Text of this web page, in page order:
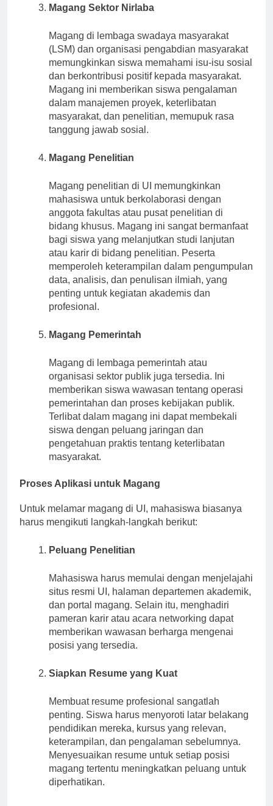
Magang Sektor Nirlaba
Magang di lembaga swadaya masyarakat
(LSM) dan organisasi pengabdian masyarakat
memungkinkan siswa memahami isu-isu sosial
dan berkontribusi positif kepada masyarakat.
Magang ini memberikan siswa pengalaman
dalam manajemen proyek, keterlibatan
masyarakat, dan penelitian, memupuk rasa
tanggung jawab sosial.
Magang Penelitian
Magang penelitian di UI memungkinkan
mahasiswa untuk berkolaborasi dengan
anggota fakultas atau pusat penelitian di
bidang khusus. Magang ini sangat bermanfaat
bagi siswa yang melanjutkan studi lanjutan
atau karir di bidang penelitian. Peserta
memperoleh keterampilan dalam pengumpulan
data, analisis, dan penulisan ilmiah, yang
penting untuk kegiatan akademis dan
profesional.
Magang Pemerintah
Magang di lembaga pemerintah atau
organisasi sektor publik juga tersedia. Ini
memberikan siswa wawasan tentang operasi
pemerintahan dan proses kebijakan publik.
Terlibat dalam magang ini dapat membekali
siswa dengan peluang jaringan dan
pengetahuan praktis tentang keterlibatan
masyarakat.
Proses Aplikasi untuk Magang
Untuk melamar magang di UI, mahasiswa biasanya
harus mengikuti langkah-langkah berikut:
Peluang Penelitian
Mahasiswa harus memulai dengan menjelajahi
situs resmi UI, halaman departemen akademik,
dan portal magang. Selain itu, menghadiri
pameran karir atau acara networking dapat
memberikan wawasan berharga mengenai
posisi yang tersedia.
Siapkan Resume yang Kuat
Membuat resume profesional sangatlah
penting. Siswa harus menyoroti latar belakang
pendidikan mereka, kursus yang relevan,
keterampilan, dan pengalaman sebelumnya.
Menyesuaikan resume untuk setiap posisi
magang tertentu meningkatkan peluang untuk
diperhatikan.